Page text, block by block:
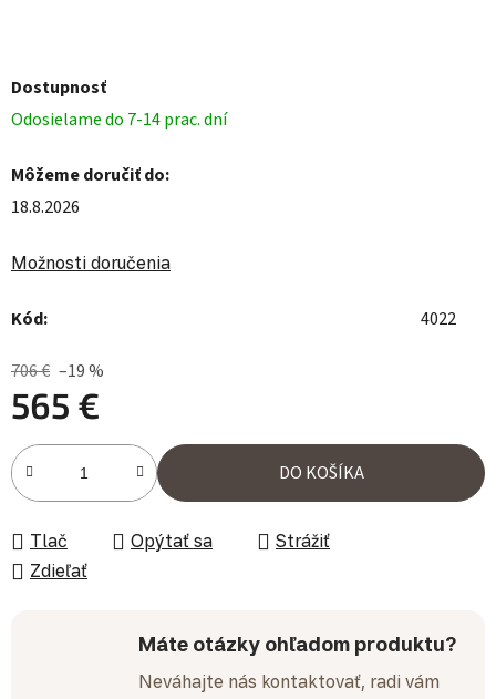
Dostupnosť
Odosielame do 7-14 prac. dní
Môžeme doručiť do:
18.8.2026
Možnosti doručenia
Kód: 4022
706 € –19 %
565 €
Jednotková cena:
DO KOŠÍKA
Tlač Opýtať sa
Strážiť
Zdieľať
Máte otázky ohľadom produktu?
Neváhajte nás kontaktovať, radi vám